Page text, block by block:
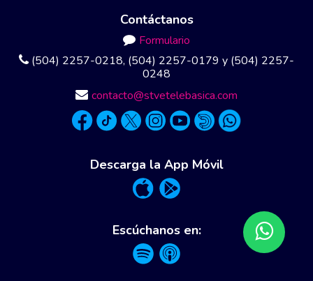
Contáctanos
Formulario
(504) 2257-0218, (504) 2257-0179 y (504) 2257-
0248
contacto@stvetelebasica.com
Descarga la App Móvil
Escúchanos en: